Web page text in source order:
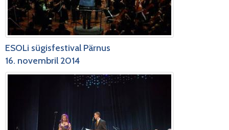
ESOLi sügisfestival Pärnus
16. novembril 2014